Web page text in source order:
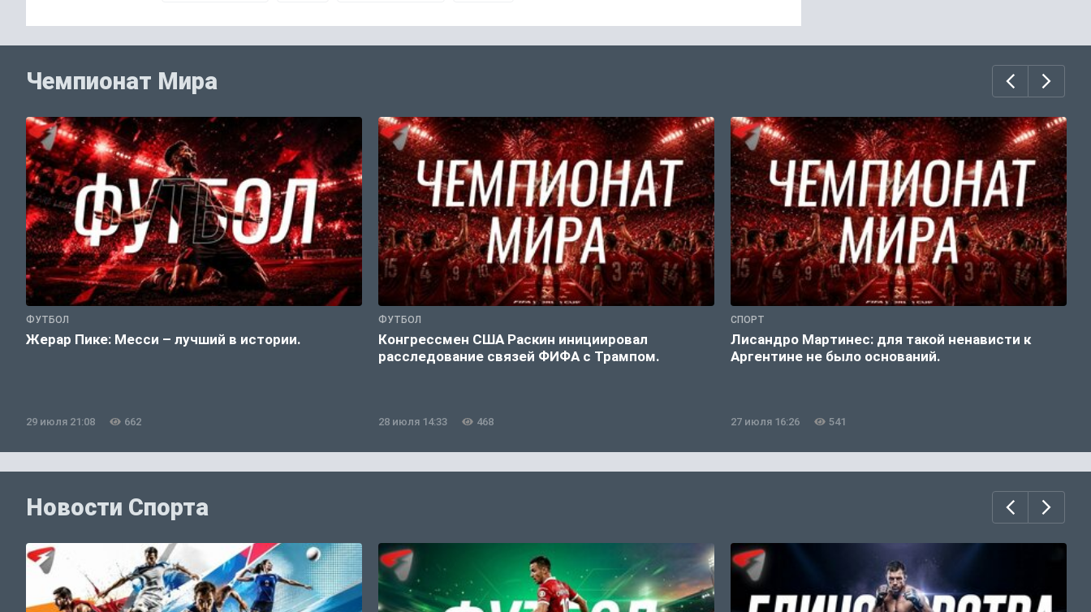
Чемпионат Мира
ФУТБОЛ
Жерар Пике: Месси – лучший в истории.
29 июля 21:08 662
ФУТБОЛ
Конгрессмен США Раскин инициировал
расследование связей ФИФА с Трампом.
28 июля 14:33 468
СПОРТ
Лисандро Мартинес: для такой ненависти к
Аргентине не было оснований.
27 июля 16:26 541
Новости Спорта